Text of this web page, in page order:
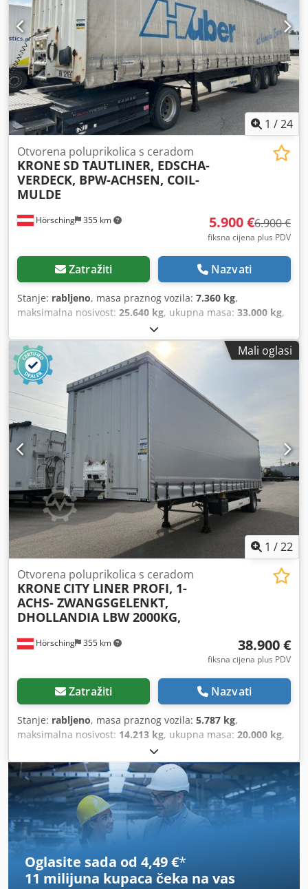
1 /24
Hörsching 355 km
Otvorena poluprikolica s ceradom
KRONE SD TAUTLINER, EDSCHA-
VERDECK, BPW-ACHSEN, COIL-
MULDE
5.900 €6.900 €
fiksna cijena plus PDV
Zatražiti Nazvati
Stanje: rabljeno, masa praznog vozila: 7.360 kg,
maksimalna nosivost: 25.640 kg, ukupna masa: 33.000 kg,
3 osovine
sljedeći pregled (TÜV):01/2027, ovjes:zrak, dimenzija
gume:385/65 R22.5 , Oprema:ABS Mali oglasi
1 /22
Hörsching 355 km
Otvorena poluprikolica s ceradom
KRONE CITY LINER PROFI, 1-
ACHS- ZWANGSGELENKT,
DHOLLANDIA LBW 2000KG,
38.900 €
fiksna cijena plus PDV
Zatražiti Nazvati
Stanje: rabljeno, masa praznog vozila: 5.787 kg,
maksimalna nosivost: 14.213 kg, ukupna masa: 20.000 kg,
1 osovina
sljedeći pregled (TÜV):05/2027, ovjes:zrak, dimenzija
gume:235/72R17,5, Oprema:ABS, registracija kamiona,
Oglasite sada od 4,49 €*
11 milijuna kupaca čeka na vas